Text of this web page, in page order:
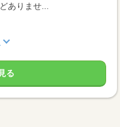
ありませ...
る